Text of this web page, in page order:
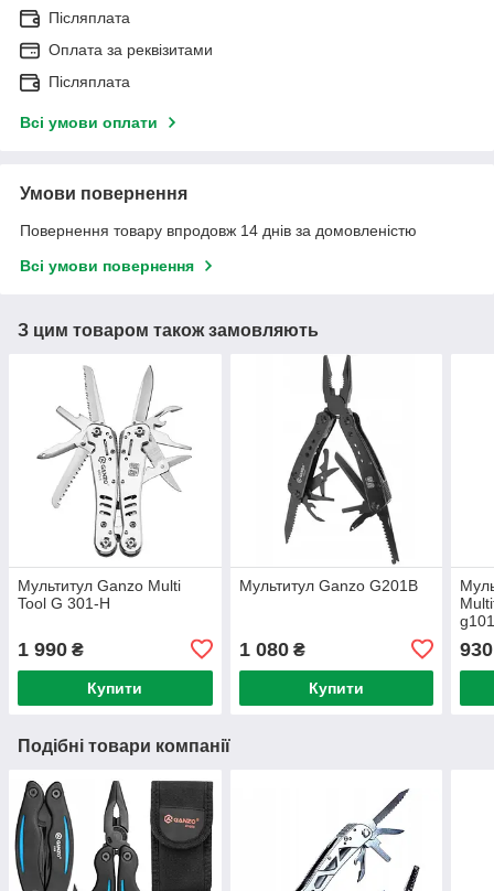
Післяплата
Оплата за реквізитами
Післяплата
Всі умови оплати
Умови повернення
Повернення товару впродовж 14 днів за домовленістю
Всі умови повернення
З цим товаром також замовляють
Мультитул Ganzo Multi
Tool G 301-H
1 990 ₴
Купити
Мультитул Ganzo G201B
1 080₴
Купити
930
Подібні товари компанії